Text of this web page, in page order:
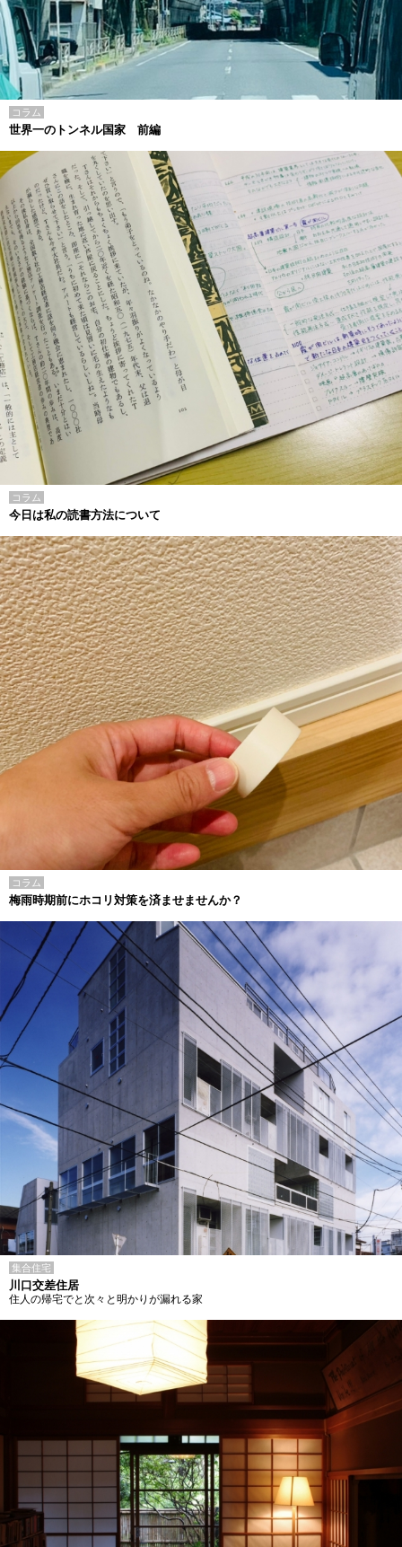
コラム
世界一のトンネル国家 前編
コラム
今日は私の読書方法について
コラム
梅雨時期前にホコリ対策を済ませませんか？
集合住宅
川口交差住居
住人の帰宅でと次々と明かりが漏れる家